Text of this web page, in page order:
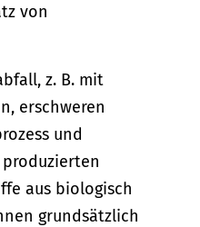
von
z. B. mit
erschweren
und
aus biologisch
grundsätzlich